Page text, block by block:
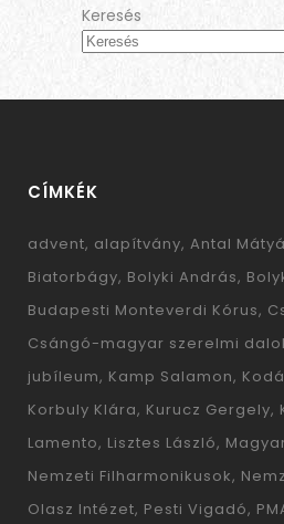
Keresés
CÍMKÉK
advent alapítvány Antal
Biatorbágy Bolyki András
Budapesti Monteverdi Kórus
Csángó-magyar szerelmi
jubíleum Kamp Salamon
Korbuly Klára Kurucz Gergely
Lamento Lisztes László
Nemzeti Filharmonikusok
Olasz Intézet Pesti Vigadó